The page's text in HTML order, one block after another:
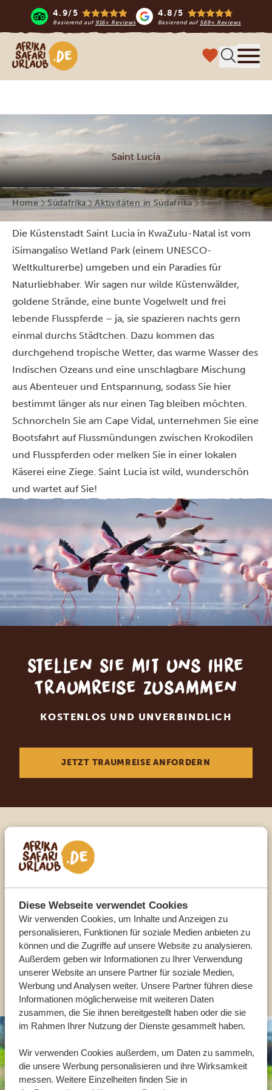
Diese Webseite verwendet Cookies
Wir verwenden Cookies, um Inhalte und Anzeigen zu
personalisieren, Funktionen für soziale Medien anbieten zu
können und die Zugriffe auf unsere Website zu analysieren.
Außerdem geben wir Informationen zu Ihrer Verwendung
unserer Website an unsere Partner für soziale Medien,
Werbung und Analysen weiter. Unsere Partner führen diese
Informationen möglicherweise mit weiteren Daten
zusammen, die Sie ihnen bereitgestellt haben oder die sie
im Rahmen Ihrer Nutzung der Dienste gesammelt haben.
Wir verwenden Cookies außerdem, um Daten zu sammeln,
die unsere Werbung personalisieren und ihre Wirksamkeit
messen. Weitere Einzelheiten finden Sie in
4.9/5
Basierend auf 916+ Reviews
4.8/5
Basierend auf569+ Reviews
Afrika Safari Urlaub
Saint Lucia
Home Südafrika Aktivitäten in Südafrika Saint Lucia
Die Küstenstadt Saint Lucia in KwaZulu-Natal ist vom
iSimangaliso Wetland Park (einem UNESCO-
Weltkulturerbe) umgeben und ein Paradies für
Naturliebhaber. Wir sagen nur wilde Küstenwälder,
goldene Strände, eine bunte Vogelwelt und frei
lebende Flusspferde – ja, sie spazieren nachts gern
einmal durchs Städtchen. Dazu kommen das
durchgehend tropische Wetter, das warme Wasser des
Indischen Ozeans und eine unschlagbare Mischung
aus Abenteuer und Entspannung, sodass Sie hier
bestimmt länger als nur einen Tag bleiben möchten.
Schnorcheln Sie am Cape Vidal, unternehmen Sie eine
Bootsfahrt auf Flussmündungen zwischen Krokodilen
und Flusspferden oder melken Sie in einer lokalen
Käserei eine Ziege. Saint Lucia ist wild, wunderschön
und wartet auf Sie!
Stellen Sie mit uns Ihre
Traumreise zusammen
KOSTENLOS UND UNVERBINDLICH
JETZT TRAUMREISE ANFORDERN
Sprechen Sie mit einem
Reiseberater
DE:+49 3222 1850 795
ANDERE LÄNDER